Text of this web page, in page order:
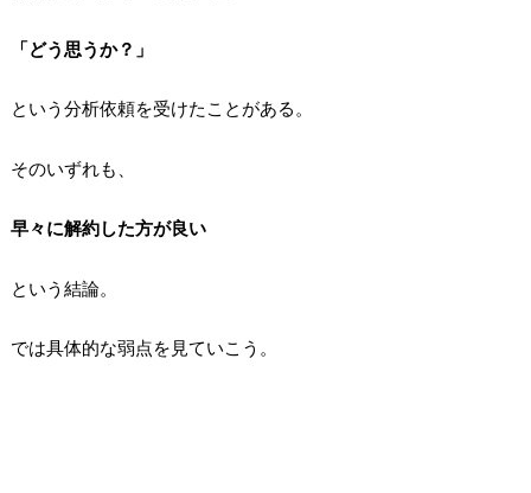
「どう思うか？」
という分析依頼を受けたことがある。
そのいずれも、
早々に解約した方が良い
という結論。
では具体的な弱点を見ていこう。